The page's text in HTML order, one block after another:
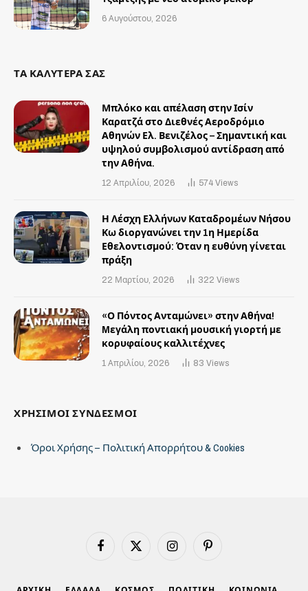
6 Αυγούστου, 2026
ΤΑ ΚΑΛΥΤΕΡΑ ΣΑΣ
Μπλόκο και απέλαση στην Ισίν
Καρατζά στο Διεθνές Αεροδρόμιο
Αθηνών Ελ. Βενιζέλος – Σημαντική και
υψηλού συμβολισμού αντίδραση από
την Αθήνα.
12 Απριλίου, 2026 574 Views
Η Λέσχη Ελλήνων Καταδρομέων Νήσου
Κω διοργανώνει την 1η Ημερίδα
Εθελοντισμού: Όταν η ευθύνη γίνεται
πράξη
22 Μαρτίου, 2026 322 Views
«Ο Πόντος Ανταμώνει» στην Αθήνα!
Mεγάλη ποντιακή μουσική γιορτή με
κορυφαίους καλλιτέχνες
1 Απριλίου, 2026 83 Views
ΧΡΗΣΙΜΟΙ ΣΥΝΔΕΣΜΟΙ
Όροι Χρήσης – Πολιτική Απορρήτου & Cookies
Facebook X
Instagram Pinterest